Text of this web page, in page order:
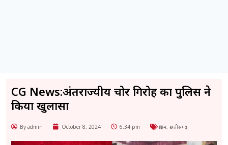
CG News:अंतर्राज्यीय चोर गिरोह का पुलिस ने
किया खुलासा
By admin October 8, 2024 6:34 pm क्राइम, छत्तीसगढ़